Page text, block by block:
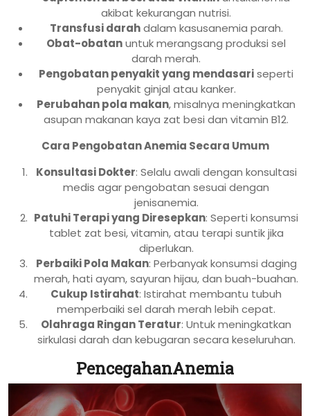
akibat kekurangan nutrisi.
Transfusi darahdalam kasusanemia parah.
Obat-obatanuntuk merangsang produksi sel
darah merah.
Pengobatan penyakit yang mendasariseperti
penyakit ginjal atau kanker.
Perubahan pola makan, misalnya meningkatkan
asupan makanan kaya zat besi dan vitamin B12.
Cara Pengobatan Anemia Secara Umum
Konsultasi Dokter: Selalu awali dengan konsultasi
medis agar pengobatan sesuai dengan
jenisanemia.
Patuhi Terapi yang Diresepkan: Seperti konsumsi
tablet zat besi, vitamin, atau terapi suntik jika
diperlukan.
Perbaiki Pola Makan: Perbanyak konsumsi daging
merah, hati ayam, sayuran hijau, dan buah-buahan.
Cukup Istirahat: Istirahat membantu tubuh
memperbaiki sel darah merah lebih cepat.
Olahraga Ringan Teratur: Untuk meningkatkan
sirkulasi darah dan kebugaran secara keseluruhan.
PencegahanAnemia